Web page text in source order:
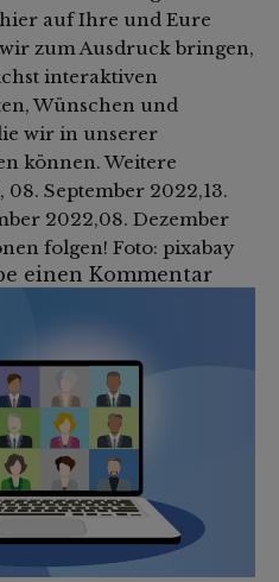
auf Ihre und Eure
zum Ausdruck bringen,
interaktiven
Wünschen und
wir in unserer
können. Weitere
08. September 2022,13.
2022,08. Dezember
folgen! Foto: pixabay
einen Kommentar